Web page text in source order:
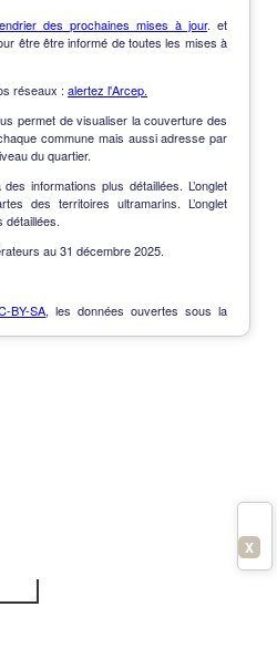
des prochaines mises à jour. et
être être informé de toutes les mises à
réseaux : alertez l'Arcep.
permet de visualiser la couverture des
commune mais aussi adresse par
du quartier.
informations plus détaillées. L’onglet
des territoires ultramarins. L’onglet
détaillées.
au 31 décembre 2025.
BY-SA, les données ouvertes sous la
X